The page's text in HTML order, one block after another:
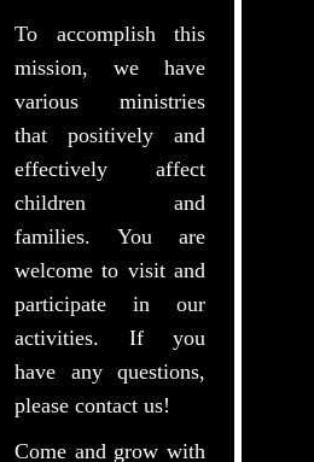
To accomplish this
mission, we have
various ministries
that positively and
effectively affect
children and
families. You are
welcome to visit and
participate in our
activities. If you
have any questions,
please contact us!
Come and grow with